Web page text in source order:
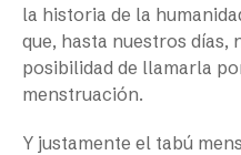
la historia de la
que, hasta nuestros días,
posibilidad de llamarla
menstruación.
Y justamente el tabú